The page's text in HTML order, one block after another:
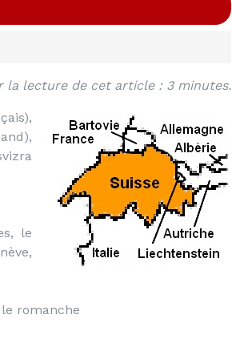
la lecture de cet article : 3 minutes.
le
le romanche